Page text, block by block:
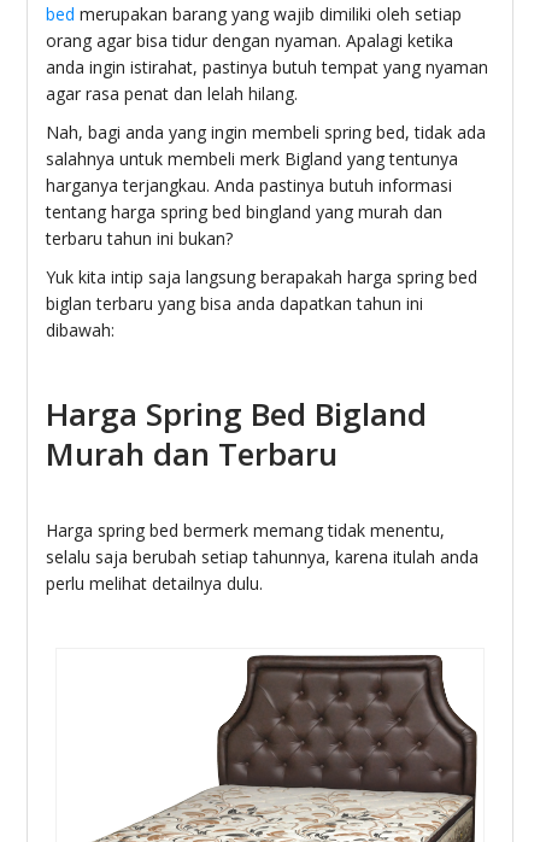
bed merupakan barang yang wajib dimiliki oleh setiap
orang agar bisa tidur dengan nyaman. Apalagi ketika
anda ingin istirahat, pastinya butuh tempat yang nyaman
agar rasa penat dan lelah hilang.
Nah, bagi anda yang ingin membeli spring bed, tidak ada
salahnya untuk membeli merk Bigland yang tentunya
harganya terjangkau. Anda pastinya butuh informasi
tentang harga spring bed bingland yang murah dan
terbaru tahun ini bukan?
Yuk kita intip saja langsung berapakah harga spring bed
biglan terbaru yang bisa anda dapatkan tahun ini
dibawah:
Harga Spring Bed Bigland
Murah dan Terbaru
Harga spring bed bermerk memang tidak menentu,
selalu saja berubah setiap tahunnya, karena itulah anda
perlu melihat detailnya dulu.